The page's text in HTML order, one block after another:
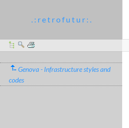
. : r e t r o f u t u r : .
Genova - Infrastructure styles and
codes